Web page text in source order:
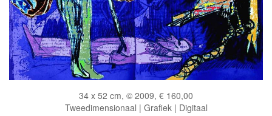
34 x 52 cm, © 2009, € 160,00
Tweedimensionaal | Grafiek | Digitaal